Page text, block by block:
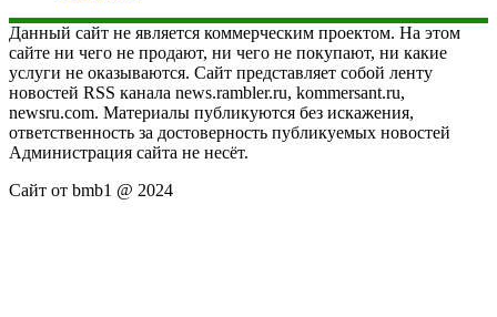
Данный сайт не является коммерческим проектом. На этом
сайте ни чего не продают, ни чего не покупают, ни какие
услуги не оказываются. Сайт представляет собой ленту
новостей RSS канала news.rambler.ru, kommersant.ru,
newsru.com. Материалы публикуются без искажения,
ответственность за достоверность публикуемых новостей
Администрация сайта не несёт.
Сайт от bmb1 @ 2024